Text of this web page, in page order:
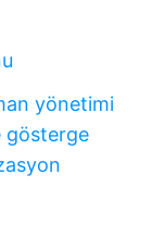
yönetimi
gösterge